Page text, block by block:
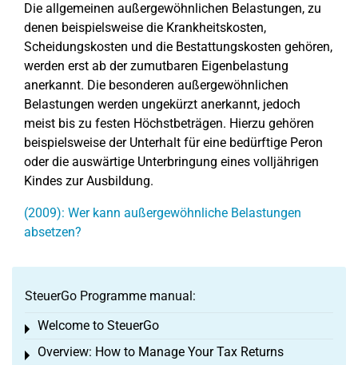
Die allgemeinen außergewöhnlichen Belastungen, zu
denen beispielsweise die Krankheitskosten,
Scheidungskosten und die Bestattungskosten gehören,
werden erst ab der zumutbaren Eigenbelastung
anerkannt. Die besonderen außergewöhnlichen
Belastungen werden ungekürzt anerkannt, jedoch
meist bis zu festen Höchstbeträgen. Hierzu gehören
beispielsweise der Unterhalt für eine bedürftige Peron
oder die auswärtige Unterbringung eines volljährigen
Kindes zur Ausbildung.
(2009): Wer kann außergewöhnliche Belastungen
absetzen?
SteuerGo Programme manual:
Welcome to SteuerGo
Toggle menu
Overview: How to Manage Your Tax Returns
Toggle menu